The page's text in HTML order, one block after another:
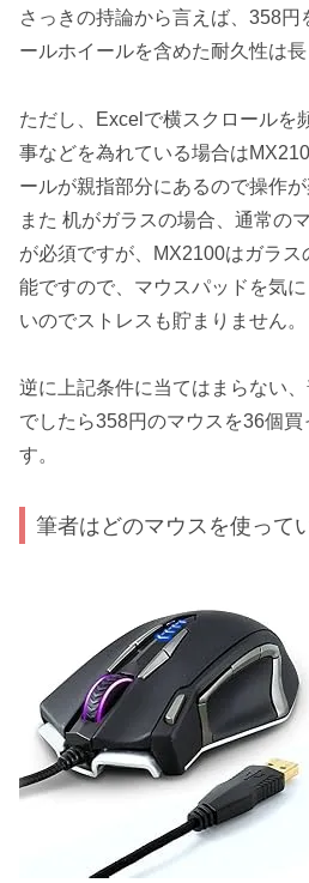
さっきの持論から言えば、358円
ールホイールを含めた耐久性は長
ただし、Excelで横スクロールを
事などを為れている場合は
ールが親指部分にあるので操作が
また 机がガラスの場合、通常の
が必須ですが、MX2100はガラ
能ですので、マウスパッドを気
いのでストレスも貯まりません。
逆に上記条件に当てはまらない
でしたら358円のマウスを36個買
す。
筆者はどのマウスを使って